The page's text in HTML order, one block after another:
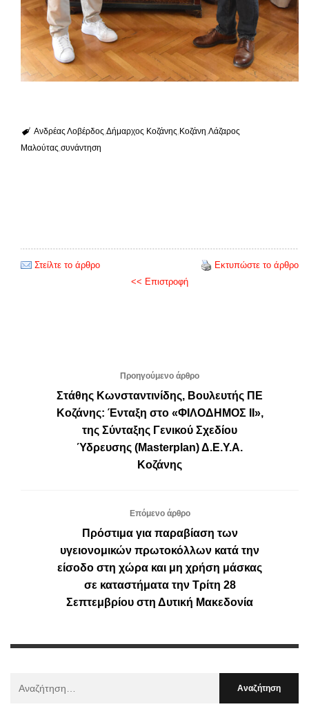
Ανδρέας Λοβέρδος Δήμαρχος Κοζάνης Κοζάνη Λάζαρος
Μαλούτας συνάντηση
Στείλτε το άρθρο
Εκτυπώστε το άρθρο
<< Επιστροφή
Προηγούμενο άρθρο
Στάθης Κωνσταντινίδης, Βουλευτής ΠΕ
Κοζάνης: Ένταξη στο «ΦΙΛΟΔΗΜΟΣ ΙΙ»,
της Σύνταξης Γενικού Σχεδίου
Ύδρευσης (Masterplan) Δ.Ε.Υ.Α.
Κοζάνης
Επόμενο άρθρο
Πρόστιμα για παραβίαση των
υγειονομικών πρωτοκόλλων κατά την
είσοδο στη χώρα και μη χρήση μάσκας
σε καταστήματα την Τρίτη 28
Σεπτεμβρίου στη Δυτική Μακεδονία